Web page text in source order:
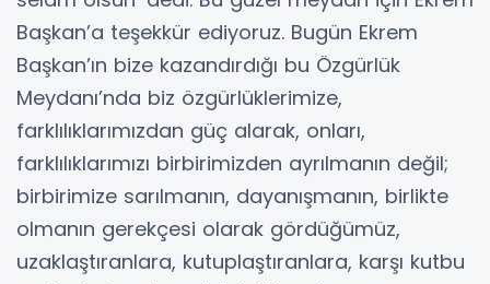
Başkan’a teşekkür ediyoruz. Bugün Ekrem
Başkan’ın bize kazandırdığı bu Özgürlük
Meydanı’nda biz özgürlüklerimize,
farklılıklarımızdan güç alarak, onları,
farklılıklarımızı birbirimizden ayrılmanın değil;
birbirimize sarılmanın, dayanışmanın, birlikte
olmanın gerekçesi olarak gördüğümüz,
uzaklaştıranlara, kutuplaştıranlara, karşı kutbu